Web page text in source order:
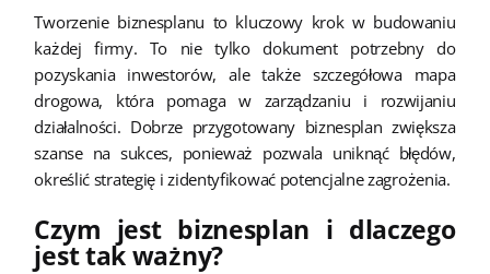
Tworzenie biznesplanu to kluczowy krok w budowaniu
każdej firmy. To nie tylko dokument potrzebny do
pozyskania inwestorów, ale także szczegółowa mapa
drogowa, która pomaga w zarządzaniu i rozwijaniu
działalności. Dobrze przygotowany biznesplan zwiększa
szanse na sukces, ponieważ pozwala uniknąć błędów,
określić strategię i zidentyfikować potencjalne zagrożenia.
Czym jest biznesplan i dlaczego
jest tak ważny?